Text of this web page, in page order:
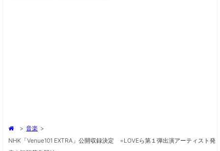
> 音楽 >
NHK「Venue101 EXTRA」公開収録決定 =LOVEら第１弾出演アーティスト発